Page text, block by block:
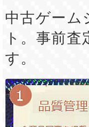
中古ゲーム
ト。事前
す。